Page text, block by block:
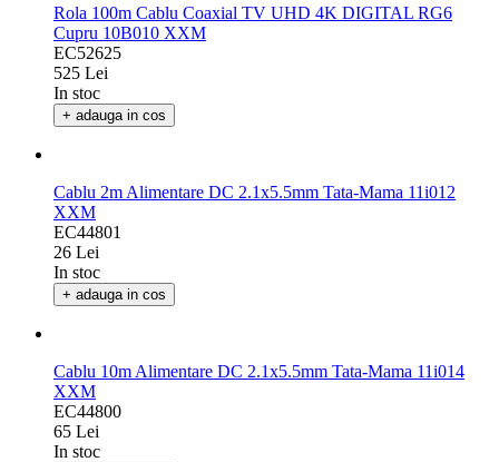
Rola 100m Cablu Coaxial TV UHD 4K DIGITAL RG6
Cupru 10B010 XXM
EC52625
525 Lei
In stoc
+ adauga in cos
Cablu 2m Alimentare DC 2.1x5.5mm Tata-Mama 11i012
XXM
EC44801
26 Lei
In stoc
+ adauga in cos
Cablu 10m Alimentare DC 2.1x5.5mm Tata-Mama 11i014
XXM
EC44800
65 Lei
In stoc